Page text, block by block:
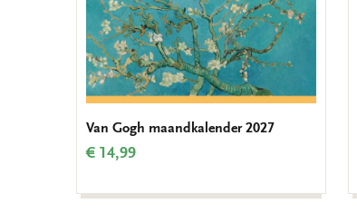
Van Gogh maandkalender 2027
€ 14,99